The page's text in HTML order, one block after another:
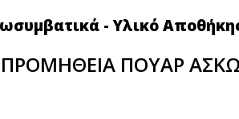
- Υλικό
ΠΡΟΜΗΘΕΙΑ ΠΟΥΑΡ